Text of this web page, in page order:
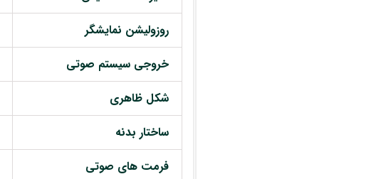
روزولیشن نمایشگر
خروجی سیستم صوتی
شکل ظاهری
ساختار بدنه
فرمت های صوتی